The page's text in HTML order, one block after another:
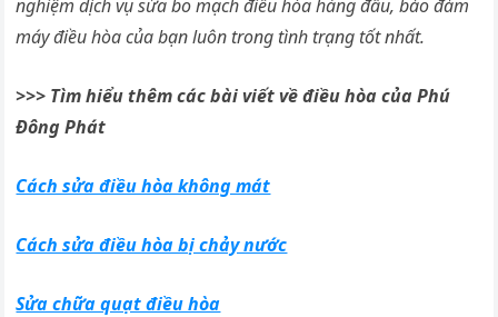
nghiệm dịch vụ sửa bo mạch điều hòa hàng đầu, bảo đảm
máy điều hòa của bạn luôn trong tình trạng tốt nhất.
>>> Tìm hiểu thêm các bài viết về điều hòa của Phú
Đông Phát
Cách sửa điều hòa không mát
Cách sửa điều hòa bị chảy nước
Sửa chữa quạt điều hòa